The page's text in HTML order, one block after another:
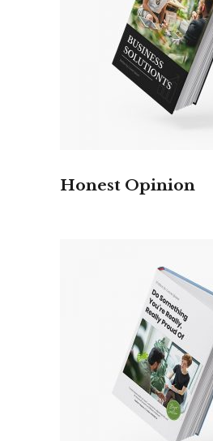
IN DEN WARENKORB
Honest Opinion
IN DEN WARENKORB